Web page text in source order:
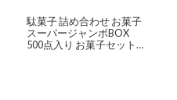
駄菓子 詰め合わせ お菓子
スーパージャンボBOX
500点入り お菓子セット